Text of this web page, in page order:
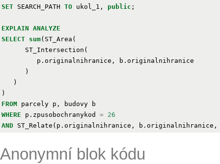
SET SEARCH_PATH TO ukol_1 , public ;
EXPLAIN ANALYZE
SELECT sum( ST_Area (
ST_Intersection (
p . originalnihranice , b . originalnihranice
)
)
)
FROM parcely p , budovy
b
WHERE
p . zpusobochranykod = 26
AND ST_Relate ( p . originalnihranice , b . originalnihranice ,
Anonymní blok kódu